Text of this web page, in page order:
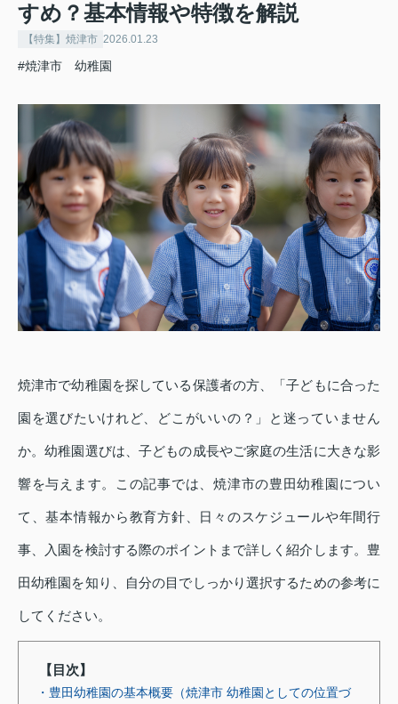
すめ？基本情報や特徴を解説
【特集】焼津市 2026.01.23
#焼津市 幼稚園
焼津市で幼稚園を探している保護者の方、「子どもに合った
園を選びたいけれど、どこがいいの？」と迷っていません
か。幼稚園選びは、子どもの成長やご家庭の生活に大きな影
響を与えます。この記事では、焼津市の豊田幼稚園につい
て、基本情報から教育方針、日々のスケジュールや年間行
事、入園を検討する際のポイントまで詳しく紹介します。豊
田幼稚園を知り、自分の目でしっかり選択するための参考に
してください。
【目次】
・豊田幼稚園の基本概要（焼津市 幼稚園としての位置づ